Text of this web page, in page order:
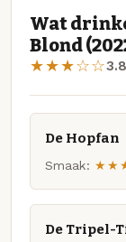
Wat
Blond
★★★☆☆3.8
De Hopfan
Smaak:
De Tripel-